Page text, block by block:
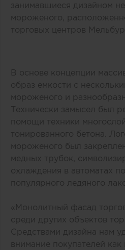
занимавшиеся дизайном
мороженого,
торговых центров
В основе концепции
образ емкости с
мороженого и
Технически замысел был
помощи техники
тонированного бетона.
мороженого был
медных трубок,
охлаждения в автоматах
популярного ледяного
«Монолитный фасад
среди других объектов
Средствами дизайна нам
внимание покупателей как